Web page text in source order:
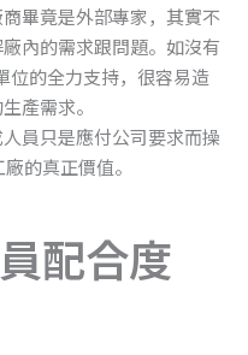
畢竟是外部專家，其實不
內的需求跟問題。如沒有
位的全力支持，很容易造
產需求。
員只是應付公司要求而操
的真正價值。
配合度